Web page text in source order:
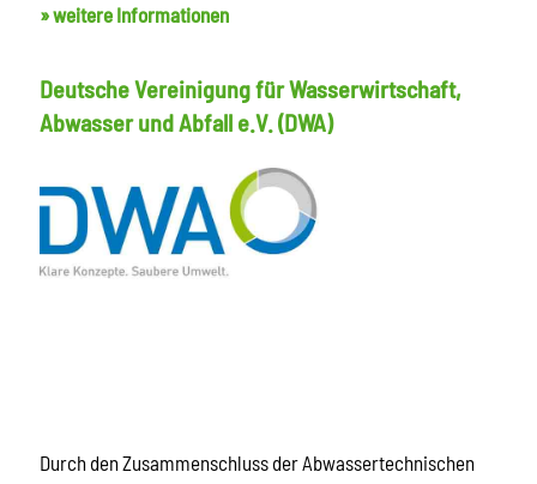
» weitere Informationen
Deutsche Vereinigung für Wasserwirtschaft,
Abwasser und Abfall e.V. (DWA)
Durch den Zusammenschluss der Abwassertechnischen